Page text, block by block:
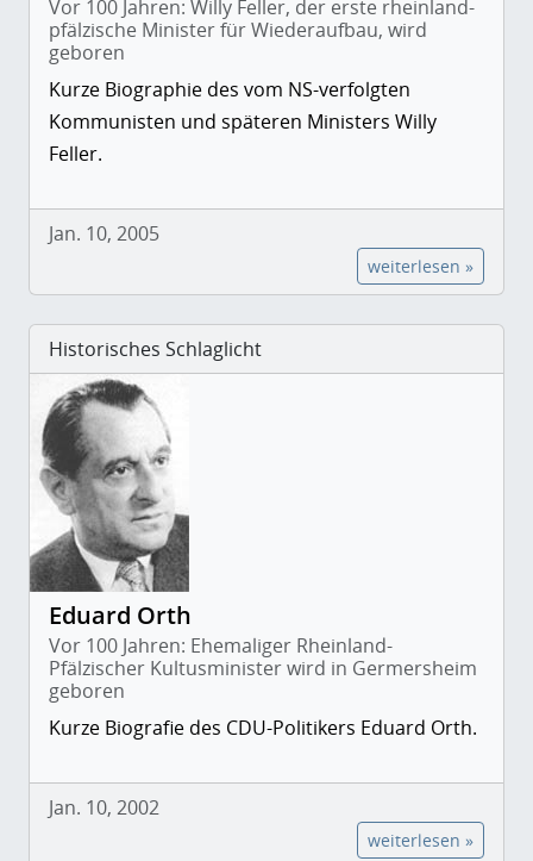
Vor 100 Jahren: Willy Feller, der erste rheinland-
pfälzische Minister für Wiederaufbau, wird
geboren
Kurze Biographie des vom NS-verfolgten
Kommunisten und späteren Ministers Willy
Feller.
Jan. 10, 2005
weiterlesen »
Historisches Schlaglicht
Eduard Orth
Vor 100 Jahren: Ehemaliger Rheinland-
Pfälzischer Kultusminister wird in Germersheim
geboren
Kurze Biografie des CDU-Politikers Eduard Orth.
Jan. 10, 2002
weiterlesen »